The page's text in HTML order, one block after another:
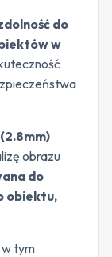
do
w
obrazu
do
obiektu,
w tym